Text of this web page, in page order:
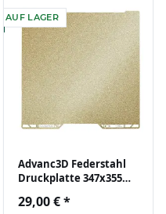
AUF LAGER
Advanc3D Federstahl
Druckplatte 347x355
3D Drucker
29,00 €*